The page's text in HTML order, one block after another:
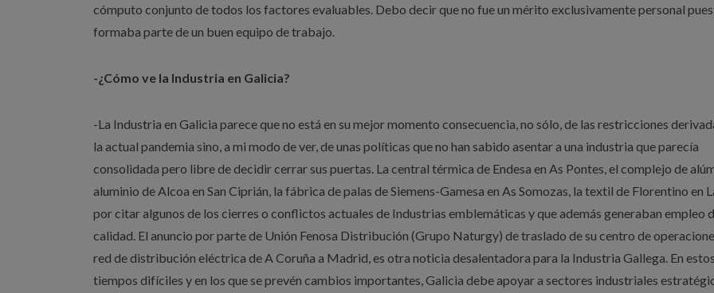
cómputo conjunto de todos los factores evaluables. Debo decir que no fue un mérito exclusivamente personal
formaba parte de un buen equipo de trabajo.
-¿Cómo ve la Industria en Galicia?
-La Industria en Galicia parece que no está en su mejor momento consecuencia, no sólo, de las restricciones
la actual pandemia sino, a mi modo de ver, de unas políticas que no han sabido asentar a una industria que parecía
consolidada pero libre de decidir cerrar sus puertas. La central térmica de Endesa en As Pontes, el complejo de
aluminio de Alcoa en San Ciprián, la fábrica de palas de Siemens-Gamesa en As Somozas, la textil de Florentino en
por citar algunos de los cierres o conflictos actuales de Industrias emblemáticas y que además generaban empleo
calidad. El anuncio por parte de Unión Fenosa Distribución (Grupo Naturgy) de traslado de su centro de
red de distribución eléctrica de A Coruña a Madrid, es otra noticia desalentadora para la Industria Gallega. En estos
tiempos difíciles y en los que se prevén cambios importantes, Galicia debe apoyar a sectores industriales